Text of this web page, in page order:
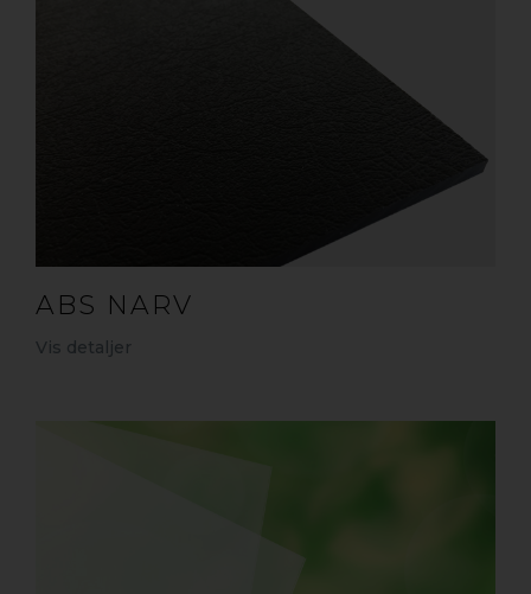
ABS NARV
Vis detaljer